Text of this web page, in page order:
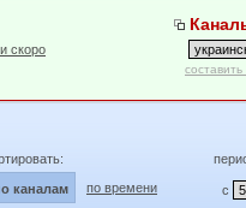
скоро
каналам по времени с